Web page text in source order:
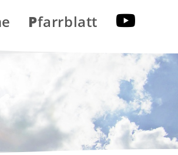
Pfarrblatt